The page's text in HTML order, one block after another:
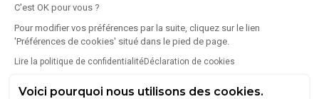
C'est OK pour vous ?
Pour modifier vos préférences par la suite, cliquez sur le lien
'Préférences de cookies' situé dans le pied de page.
Lire la politique de confidentialitéDéclaration de cookies
Voici pourquoi nous utilisons des cookies.